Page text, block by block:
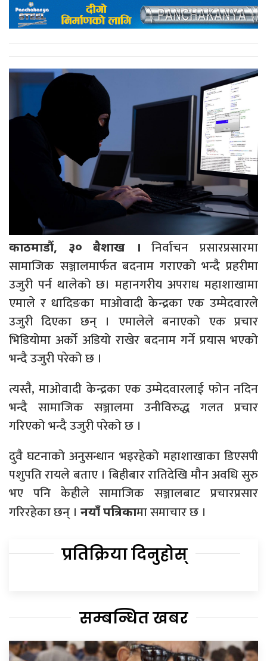
काठमाडौं, ३० बैशाख ।
निर्वाचन प्रसारप्रसारमा
सामाजिक सञ्जालमार्फत बदनाम गराएको भन्दै प्रहरीमा
उजुरी पर्न थालेको छ। महानगरीय अपराध महाशाखामा
एमाले र धादिङका माओवादी केन्द्रका एक उम्मेदवारले
उजुरी दिएका छन् । एमालेले बनाएको एक प्रचार
भिडियोमा अर्को अडियो राखेर बदनाम गर्ने प्रयास भएको
भन्दै उजुरी परेको छ ।
त्यस्तै, माओवादी केन्द्रका एक उम्मेदवारलाई फोन नदिन
भन्दै सामाजिक सञ्जालमा उनीविरुद्ध गलत प्रचार
गरिएको भन्दै उजुरी परेको छ ।
दुवै घटनाको अनुसन्धान भइरहेको महाशाखाका डिएसपी
पशुपति रायले बताए । बिहीबार रातिदेखि मौन अवधि सुरु
भए पनि केहीले सामाजिक सञ्जालबाट प्रचारप्रसार
गरिरहेका छन् । नयाँ पत्रिकामा समाचार छ ।
प्रतिक्रिया दिनुहोस्
सम्बन्धित खबर